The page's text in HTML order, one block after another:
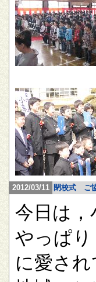
2012/03/11 閉校式 ご
今日は，
やっぱ
に愛され